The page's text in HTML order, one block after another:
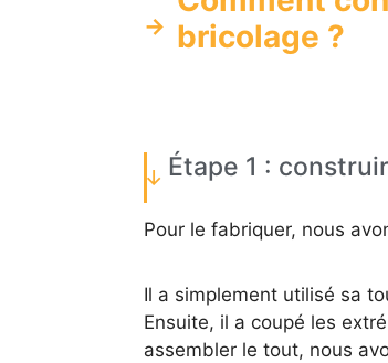
bricolage ?
Étape 1 :
Pour le fabriquer, nous
Il a simplement utilisé sa
Ensuite, il a coupé les
assembler le tout, nous